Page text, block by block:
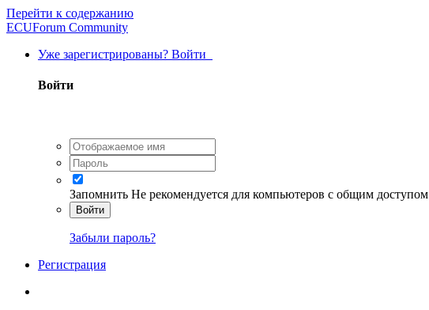
Перейти к содержанию
ECUForum Community
Уже зарегистрированы? Войти
Войти
Запомнить Не рекомендуется для компьютеров с общим доступом
Войти
Забыли пароль?
Регистрация